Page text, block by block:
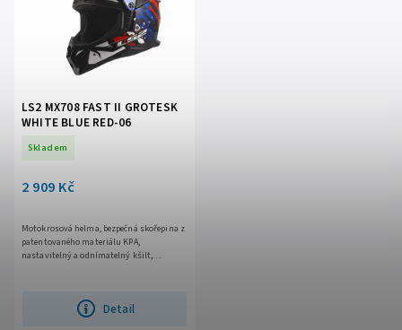
LS2 MX708 FAST II GROTESK
WHITE BLUE RED-06
Skladem
2 909 Kč
Detail
Motokrosová helma, bezpečná skořepina z
patentovaného materiálu KPA,
nastavitelný a odnímatelný kšilt,